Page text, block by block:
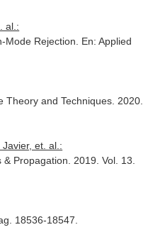
al.:
Rejection. En: Applied
Theory and Techniques . 2020.
et. al.:
& Propagation . 2019. Vol. 13.
18536-18547.